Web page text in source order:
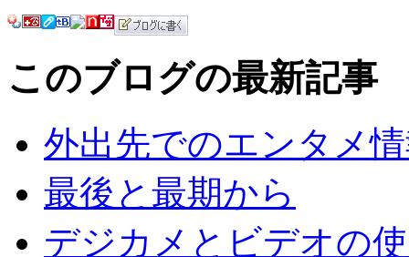
このブログの最新記事
外出先でのエンタメ
最後と最期から
デジカメとビデオの